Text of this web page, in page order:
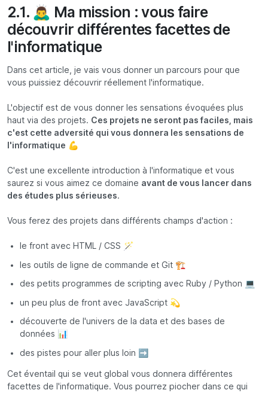
2.1. 🙇‍♂️ Ma mission : vous faire
découvrir différentes facettes de
l'informatique
Dans cet article, je vais vous donner un parcours pour que
vous puissiez découvrir réellement l'informatique.
L'objectif est de vous donner les sensations évoquées plus
haut via des projets. Ces projets ne seront pas faciles, mais
c'est cette adversité qui vous donnera les sensations de
l'informatique 💪
C'est une excellente introduction à l'informatique et vous
saurez si vous aimez ce domaine avant de vous lancer dans
des études plus sérieuses.
Vous ferez des projets dans différents champs d'action :
le front avec HTML / CSS 🪄
les outils de ligne de commande et Git 🏗️
des petits programmes de scripting avec Ruby / Python 💻
un peu plus de front avec JavaScript 💫
découverte de l'univers de la data et des bases de
données 📊
des pistes pour aller plus loin ➡️
Cet éventail qui se veut global vous donnera différentes
facettes de l'informatique. Vous pourrez piocher dans ce qui